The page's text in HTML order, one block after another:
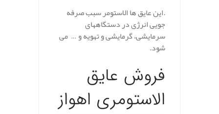
.این عایق ها الاستومر سبب صرفه
جویی انرژی در دستگاههای
سرمایشی، گرمایشی و تهویه و … می
شود.
فروش عایق
الاستومری اهواز